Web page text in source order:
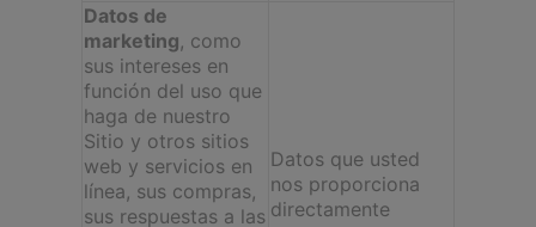
Datos de
marketing, como
sus intereses en
función del uso que
haga de nuestro
Sitio y otros sitios
web y servicios en
línea, sus compras,
sus respuestas a las
Datos que usted
nos proporciona
directamente